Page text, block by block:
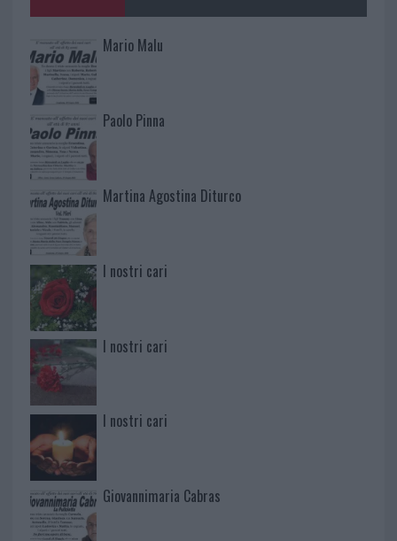
Mario Malu
Paolo Pinna
Martina Agostina Diturco
I nostri cari
I nostri cari
I nostri cari
Giovannimaria Cabras